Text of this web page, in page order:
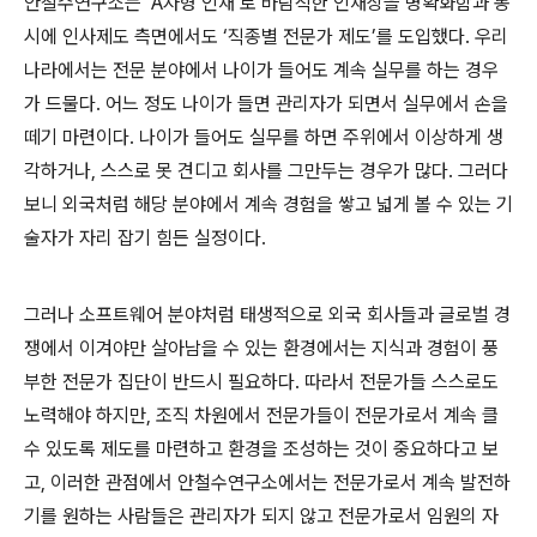
시에 인사제도 측면에서도 ‘직종별 전문가 제도’를 도입했다. 우리
나라에서는 전문 분야에서 나이가 들어도 계속 실무를 하는 경우
가 드물다. 어느 정도 나이가 들면 관리자가 되면서 실무에서 손을
떼기 마련이다. 나이가 들어도 실무를 하면 주위에서 이상하게 생
각하거나, 스스로 못 견디고 회사를 그만두는 경우가 많다. 그러다
보니 외국처럼 해당 분야에서 계속 경험을 쌓고 넓게 볼 수 있는 기
술자가 자리 잡기 힘든 실정이다.
그러나 소프트웨어 분야처럼 태생적으로 외국 회사들과 글로벌 경
쟁에서 이겨야만 살아남을 수 있는 환경에서는 지식과 경험이 풍
부한 전문가 집단이 반드시 필요하다. 따라서 전문가들 스스로도
노력해야 하지만, 조직 차원에서 전문가들이 전문가로서 계속 클
수 있도록 제도를 마련하고 환경을 조성하는 것이 중요하다고 보
고, 이러한 관점에서 안철수연구소에서는 전문가로서 계속 발전하
기를 원하는 사람들은 관리자가 되지 않고 전문가로서 임원의 자